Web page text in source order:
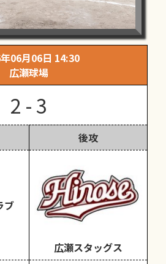
06月06日 14:30
広瀬球場
2 - 3
後攻
ブ
広瀬スタッグス